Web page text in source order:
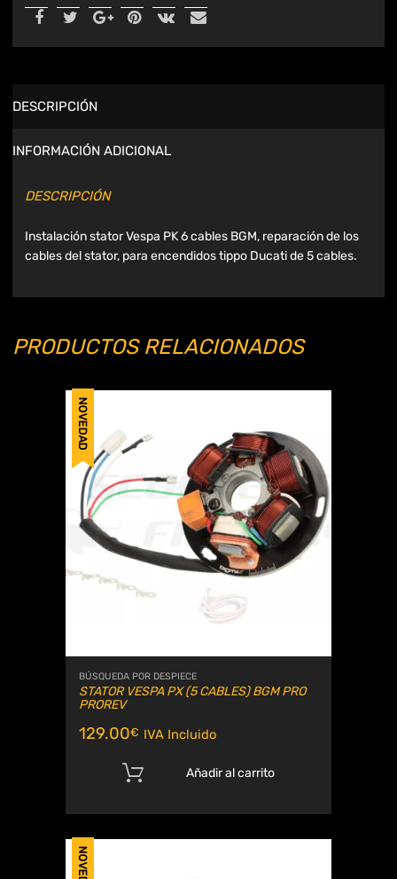
DESCRIPCIÓN
INFORMACIÓN ADICIONAL
DESCRIPCIÓN
Instalación stator Vespa PK 6 cables BGM, reparación de los
cables del stator, para encendidos tippo Ducati de 5 cables.
PRODUCTOS RELACIONADOS
NOVEDAD
BÚSQUEDA POR DESPIECE
STATOR VESPA PX (5 CABLES) BGM PRO
PROREV
129.00€ IVA Incluido
Añadir al carrito